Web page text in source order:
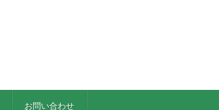
お問い合わせ